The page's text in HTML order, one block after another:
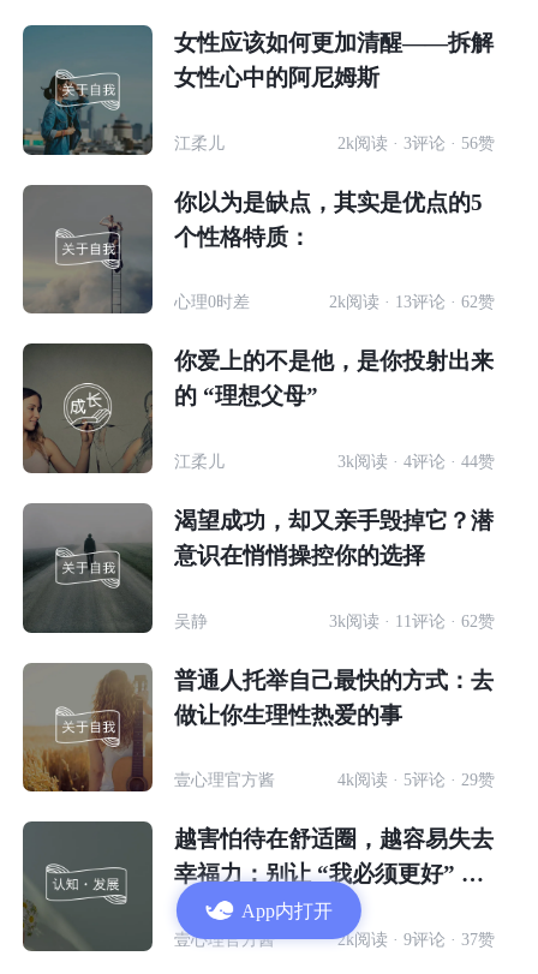
女性应该如何更加清醒——拆解
女性心中的阿尼姆斯
江柔儿 2k阅读 · 3评论 · 56赞
你以为是缺点，其实是优点的5
个性格特质：
心理0时差 2k阅读 · 13评论 · 62赞
你爱上的不是他，是你投射出来
的 “理想父母”
江柔儿 3k阅读 · 4评论 · 44赞
渴望成功，却又亲手毁掉它？潜
意识在悄悄操控你的选择
吴静 3k阅读 · 11评论 · 62赞
普通人托举自己最快的方式：去
做让你生理性热爱的事
壹心理官方酱 4k阅读 · 5评论 · 29赞
越害怕待在舒适圈，越容易失去
幸福力：别让 “我必须更好” 的
声音耗垮你
壹心理官方酱 2k阅读 · 9评论 · 37赞
App内打开